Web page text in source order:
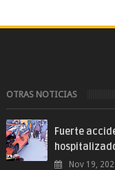
OTRAS NOTICIAS
Fuerte
Nov 19,